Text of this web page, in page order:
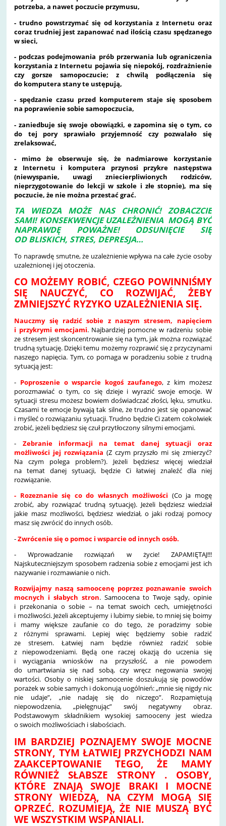
potrzeba, a nawet poczucie przymusu,
- trudno powstrzymać się od korzystania z Internetu oraz
coraz trudniej jest zapanować nad ilością czasu spędzanego
w sieci,
- podczas podejmowania prób przerwania lub ograniczenia
korzystania z Internetu pojawia się niepokój, rozdrażnienie
czy gorsze samopoczucie; z chwilą podłączenia się
do komputera stany te ustępują,
- spędzanie czasu przed komputerem staje się sposobem
na poprawienie sobie samopoczucia,
- zaniedbuje się swoje obowiązki, e zapomina się o tym, co
do tej pory sprawiało przyjemność czy pozwalało się
zrelaksować,
- mimo że obserwuje się, że nadmiarowe korzystanie
z Internetu i komputera przynosi przykre następstwa
(niewyspanie, uwagi zniecierpliwionych rodziców,
nieprzygotowanie do lekcji w szkole i złe stopnie), ma się
poczucie, że nie można przestać grać.
TA WIEDZA MOŻE NAS CHRONIĆ! ZOBACZCIE
SAMI! KONSEKWENCJE UZALEŻNIENIA MOGĄ BYĆ
NAPRAWDĘ POWAŻNE! ODSUNIĘCIE SIĘ
OD BLISKICH, STRES, DEPRESJA…
To naprawdę smutne, że uzależnienie wpływa na całe życie osoby
uzależnionej i jej otoczenia.
CO MOŻEMY ROBIĆ, CZEGO POWINNIŚMY
SIĘ NAUCZYĆ, CO ROZWIJAĆ, ŻEBY
ZMNIEJSZYĆ RYZYKO UZALEŻNIENIA SIĘ.
Nauczmy się radzić sobie z naszym stresem, napięciem
i przykrymi emocjami. Najbardziej pomocne w radzeniu sobie
ze stresem jest skoncentrowanie się na tym, jak można rozwiązać
trudną sytuację. Dzięki temu możemy rozprawić się z przyczynami
naszego napięcia. Tym, co pomaga w poradzeniu sobie z trudną
sytuacją jest:
- Poproszenie o wsparcie kogoś zaufanego, z kim możesz
porozmawiać o tym, co się dzieje i wyrazić swoje emocje. W
sytuacji stresu możesz bowiem doświadczać złości, lęku, smutku.
Czasami te emocje bywają tak silne, że trudno jest się opanować
i myśleć o rozwiązaniu sytuacji. Trudno będzie Ci zatem cokolwiek
zrobić, jeżeli będziesz się czuł przytłoczony silnymi emocjami.
- Zebranie informacji na temat danej sytuacji oraz
możliwości jej rozwiązania (Z czym przyszło mi się zmierzyć?
Na czym polega problem?). Jeżeli będziesz więcej wiedział
na temat danej sytuacji, będzie Ci łatwiej znaleźć dla niej
rozwiązanie.
- Rozeznanie się co do własnych możliwości (Co ja mogę
zrobić, aby rozwiązać trudną sytuację). Jeżeli będziesz wiedział
jakie masz możliwości, będziesz wiedział, o jaki rodzaj pomocy
masz się zwrócić do innych osób.
-Zwrócenie się o pomoc i wsparcie od innych osób.
- Wprowadzanie rozwiązań w życie! ZAPAMIĘTAJ!!!
Najskuteczniejszym sposobem radzenia sobie z emocjami jest ich
nazywanie i rozmawianie o nich.
Rozwijajmy naszą samoocenę poprzez poznawanie swoich
mocnych i słabych stron. Samoocena to Twoje sądy, opinie
i przekonania o sobie – na temat swoich cech, umiejętności
i możliwości. Jeżeli akceptujemy i lubimy siebie, to mniej się boimy
i mamy większe zaufanie co do tego, że poradzimy sobie
z różnymi sprawami. Lepiej więc będziemy sobie radzić
ze stresem. Łatwiej nam będzie również radzić sobie
z niepowodzeniami. Będą one raczej okazją do uczenia się
i wyciągania wniosków na przyszłość, a nie powodem
do umartwiania się nad sobą, czy wręcz negowania swojej
wartości. Osoby o niskiej samoocenie doszukują się powodów
porażek w sobie samych i dokonują uogólnień: „mnie się nigdy nic
nie udaje”, „nie nadaję się do niczego”. Rozpamiętują
niepowodzenia, „pielęgnując” swój negatywny obraz.
Podstawowym składnikiem wysokiej samooceny jest wiedza
o swoich możliwościach i słabościach.
IM BARDZIEJ POZNAJEMY SWOJE MOCNE
STRONY, TYM ŁATWIEJ PRZYCHODZI NAM
ZAAKCEPTOWANIE TEGO, ŻE MAMY
RÓWNIEŻ SŁABSZE STRONY . OSOBY,
KTÓRE ZNAJĄ SWOJE BRAKI I MOCNE
STRONY WIEDZĄ, NA CZYM MOGĄ SIĘ
OPRZEĆ. ROZUMIEJĄ, ŻE NIE MUSZĄ BYĆ
WE WSZYSTKIM WSPANIALI.